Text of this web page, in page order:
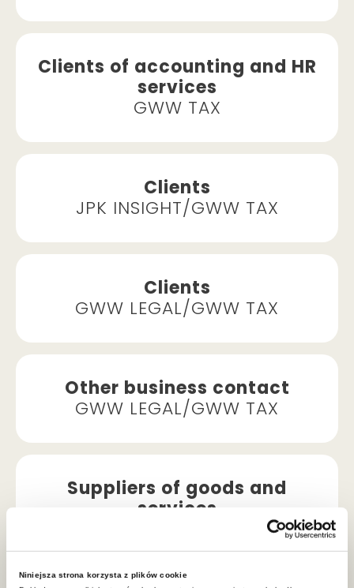
Niniejsza strona korzysta z plików cookie
Clients of accounting and HR
services
GWW TAX
Clients
JPK INSIGHT/GWW TAX
Clients
GWW LEGAL/GWW TAX
Other business contact
GWW LEGAL/GWW TAX
Suppliers of goods and
services
GWW LEGAL/GWW TAX